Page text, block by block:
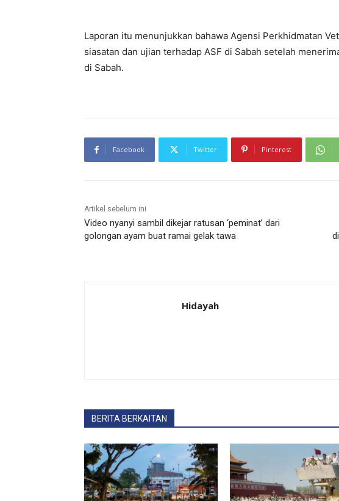
Laporan itu menunjukkan bahawa Agensi Perkhidmatan
siasatan dan ujian terhadap ASF di Sabah setelah
di Sabah.
Facebook Twitter Pinterest
Artikel sebelum ini
Video nyanyi sambil dikejar ratusan ‘peminat’ dari
golongan ayam buat ramai gelak tawa
Hidayah
BERITA BERKAITAN